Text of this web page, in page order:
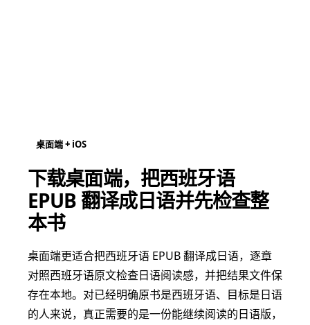
桌面端 + iOS
下载桌面端，把西班牙语
EPUB 翻译成日语并先检查整
本书
桌面端更适合把西班牙语 EPUB 翻译成日语，逐章
对照西班牙语原文检查日语阅读感，并把结果文件保
存在本地。对已经明确原书是西班牙语、目标是日语
的人来说，真正需要的是一份能继续阅读的日语版，